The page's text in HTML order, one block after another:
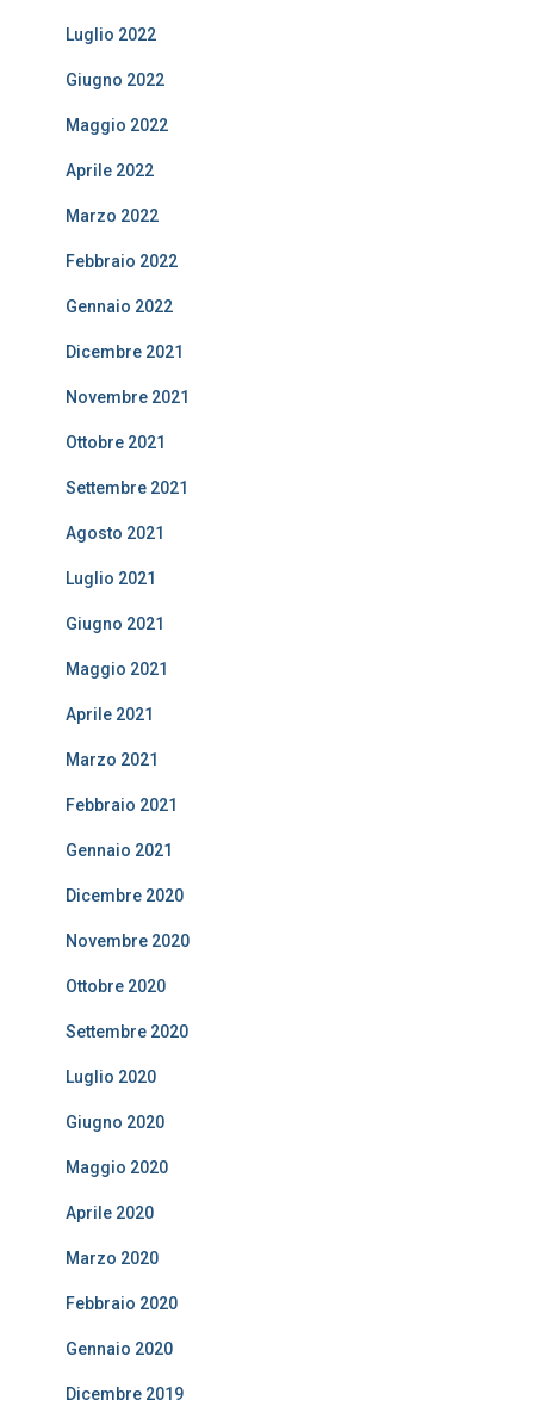
Luglio 2022
Giugno 2022
Maggio 2022
Aprile 2022
Marzo 2022
Febbraio 2022
Gennaio 2022
Dicembre 2021
Novembre 2021
Ottobre 2021
Settembre 2021
Agosto 2021
Luglio 2021
Giugno 2021
Maggio 2021
Aprile 2021
Marzo 2021
Febbraio 2021
Gennaio 2021
Dicembre 2020
Novembre 2020
Ottobre 2020
Settembre 2020
Luglio 2020
Giugno 2020
Maggio 2020
Aprile 2020
Marzo 2020
Febbraio 2020
Gennaio 2020
Dicembre 2019